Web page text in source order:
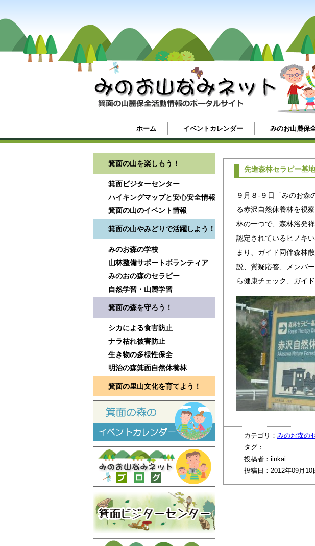
ホーム イベントカレンダー みのお山麓保
箕面の山を楽しもう！
箕面ビジターセンター
ハイキングマップと安心安全情報
箕面の山のイベント情報
箕面の山やみどりで活躍しよう！
みのお森の学校
山林整備サポートボランティア
みのおの森のセラピー
自然学習・山麓学習
箕面の森を守ろう！
シカによる食害防止
ナラ枯れ被害防止
生き物の多様性保全
明治の森箕面自然休養林
箕面の里山文化を育てよう！
先進森林セラピー基
９月８-９日「みのお森
る赤沢自然休養林を視
林の一つで、森林浴発
認定されているヒノキ
まり、ガイド同伴森林
説、質疑応答、メンバ
ら健康チェック、ガイ
カテゴリ： みのお森の
タグ：
投稿者：iinkai
投稿日：2012年09月10